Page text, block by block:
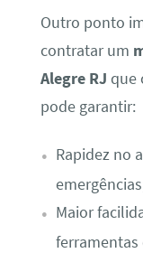
Outro ponto
contratar um
Alegre RJ que
pode garantir:
Rapidez no
Maior
ferramentas